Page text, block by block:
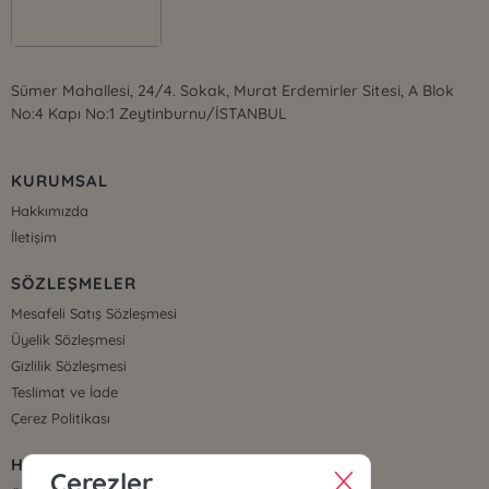
Sümer Mahallesi, 24/4. Sokak, Murat Erdemirler Sitesi, A Blok
No:4 Kapı No:1 Zeytinburnu/İSTANBUL
KURUMSAL
Hakkımızda
İletişim
SÖZLEŞMELER
Mesafeli Satış Sözleşmesi
Üyelik Sözleşmesi
Gizlilik Sözleşmesi
Teslimat ve İade
Çerez Politikası
HIZLI ERİŞİM
Çerezler